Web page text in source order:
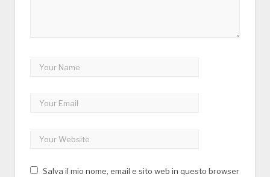
Salva il mio nome, email e sito web in questo browser